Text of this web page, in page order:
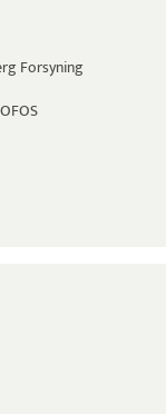
Forsyning